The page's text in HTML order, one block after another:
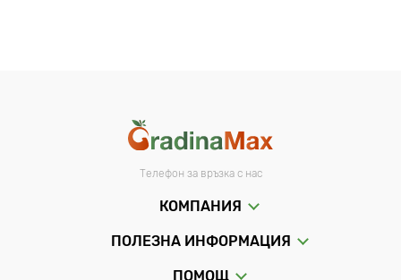
Телефон за връзка с нас
КОМПАНИЯ
ПОЛЕЗНА ИНФОРМАЦИЯ
ПОМОЩ